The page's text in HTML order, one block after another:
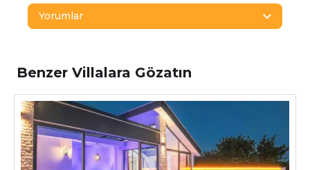
Yorumlar
Benzer Villalara Gözatın